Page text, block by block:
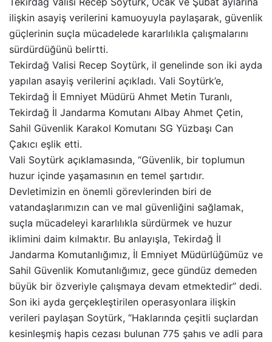
ilişkin asayiş verilerini kamuoyuyla paylaşarak, güvenlik
güçlerinin suçla mücadelede kararlılıkla çalışmalarını
sürdürdüğünü belirtti.
Tekirdağ Valisi Recep Soytürk, il genelinde son iki ayda
yapılan asayiş verilerini açıkladı. Vali Soytürk’e,
Tekirdağ İl Emniyet Müdürü Ahmet Metin Turanlı,
Tekirdağ İl Jandarma Komutanı Albay Ahmet Çetin,
Sahil Güvenlik Karakol Komutanı SG Yüzbaşı Can
Çakıcı eşlik etti.
Vali Soytürk açıklamasında, “Güvenlik, bir toplumun
huzur içinde yaşamasının en temel şartıdır.
Devletimizin en önemli görevlerinden biri de
vatandaşlarımızın can ve mal güvenliğini sağlamak,
suçla mücadeleyi kararlılıkla sürdürmek ve huzur
iklimini daim kılmaktır. Bu anlayışla, Tekirdağ İl
Jandarma Komutanlığımız, İl Emniyet Müdürlüğümüz ve
Sahil Güvenlik Komutanlığımız, gece gündüz demeden
büyük bir özveriyle çalışmaya devam etmektedir” dedi.
Son iki ayda gerçekleştirilen operasyonlara ilişkin
verileri paylaşan Soytürk, “Haklarında çeşitli suçlardan
kesinleşmiş hapis cezası bulunan 775 şahıs ve adli para